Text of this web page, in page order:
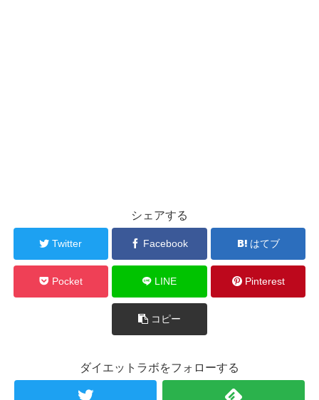
シェアする
Twitter Facebook はてブ
Pocket LINE Pinterest
コピー
ダイエットラボをフォローする